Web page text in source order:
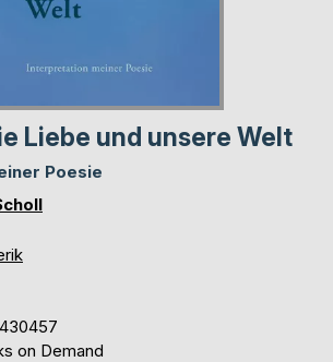
Liebe und unsere Welt
Poesie
on Demand